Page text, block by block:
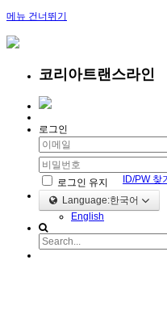
메뉴 건너뛰기
코리아트랜스라인
로그인
로그인 유지 ID/PW 찾
Language:한국어
English